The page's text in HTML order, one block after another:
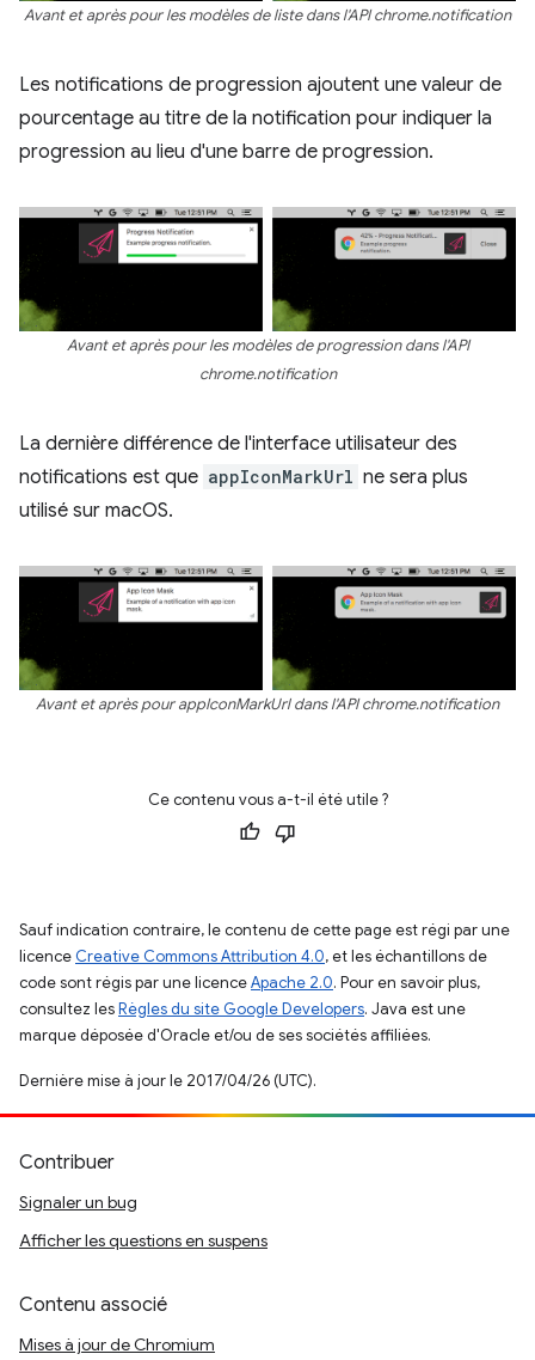
Avant et après pour les modèles de liste dans l'API chrome.notification
Les notifications de progression ajoutent une valeur de
pourcentage au titre de la notification pour indiquer la
progression au lieu d'une barre de progression.
Avant et après pour les modèles de progression dans l'API
chrome.notification
La dernière différence de l'interface utilisateur des
notifications est que appIconMarkUrl ne sera plus
utilisé sur macOS.
Avant et après pour appIconMarkUrl dans l'API chrome.notification
Ce contenu vous a-t-il été utile ?
Sauf indication contraire, le contenu de cette page est régi par une
licence Creative Commons Attribution 4.0, et les échantillons de
code sont régis par une licenceApache 2.0. Pour en savoir plus,
consultez lesRègles du site Google Developers. Java est une
marque déposée d'Oracle et/ou de ses sociétés affiliées.
Dernière mise à jour le 2017/04/26 (UTC).
Contribuer
Signaler un bug
Afficher les questions en suspens
Contenu associé
Mises à jour de Chromium